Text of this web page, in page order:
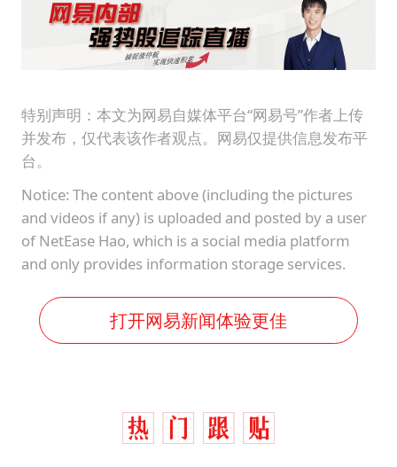
特别声明：本文为网易自媒体平台“网易号”作者上传
并发布，仅代表该作者观点。网易仅提供信息发布平
台。
Notice: The content above (including the pictures
and videos if any) is uploaded and posted by a user
of NetEase Hao, which is a social media platform
and only provides information storage services.
打开网易新闻体验更佳